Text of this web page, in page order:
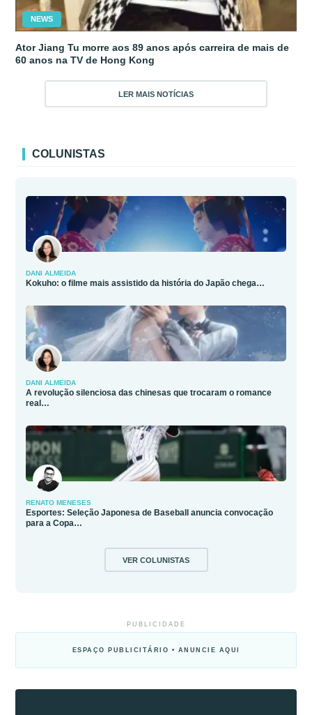
NEWS
Ator Jiang Tu morre aos 89 anos após carreira de mais de
60 anos na TV de Hong Kong
LER MAIS NOTÍCIAS
COLUNISTAS
DANI ALMEIDA
Kokuho: o filme mais assistido da história do Japão chega…
DANI ALMEIDA
A revolução silenciosa das chinesas que trocaram o romance
real…
RENATO MENESES
Esportes: Seleção Japonesa de Baseball anuncia convocação
para a Copa…
VER COLUNISTAS
PUBLICIDADE
ESPAÇO PUBLICITÁRIO • ANUNCIE AQUI